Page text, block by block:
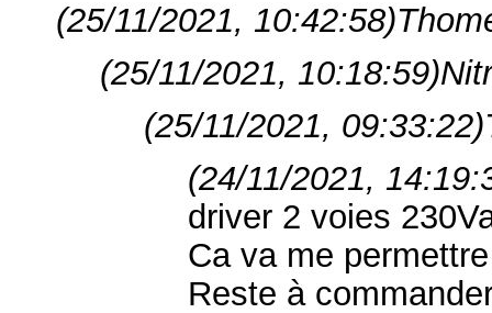
(25/11/2021, 10:42:58)
(25/11/2021, 10:18:59)
(25/11/2021, 09:33:22)
(24/11/2021,
driver 2 voies
Ca va me
Reste à